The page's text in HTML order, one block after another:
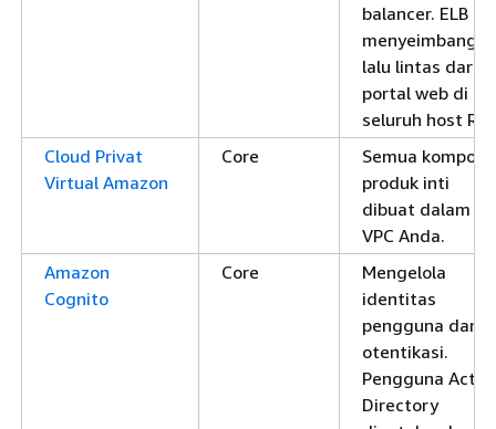
balancer. ELB
lalu lintas dari
portal web di
seluruh host
Cloud Privat
Virtual Amazon
Core
Semua
produk inti
dibuat dalam
VPC Anda.
Amazon
Cognito
Core
Mengelola
identitas
pengguna dan
otentikasi.
Pengguna
Directory